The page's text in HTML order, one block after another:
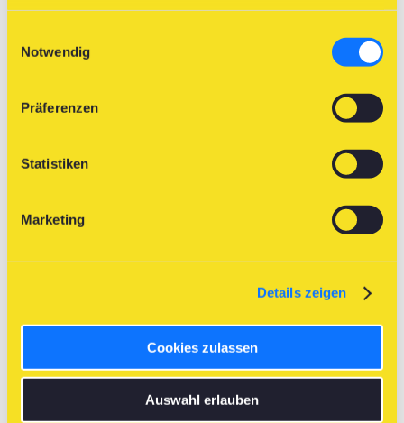
Notwendig
Präferenzen
Statistiken
Marketing
Details zeigen
Cookies zulassen
Auswahl erlauben
Anmeldung Fischerkurs >
Verbindliche Anmeldebedingungen >
NÖ Fischerkursverordnung
Navigation
aufklappbare Menü ganz oben rechts über unserem Logo.